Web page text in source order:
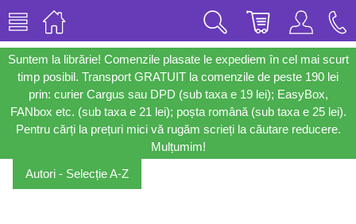
Suntem la librărie! Comenzile plasate le expediem în cel mai scurt
timp posibil. Transport GRATUIT la comenzile de peste 190 lei
prin: curier Cargus sau DPD (sub taxa e 19 lei); EasyBox,
FANbox etc. (sub taxa e 21 lei); poșta română (sub taxa e 25 lei).
Pentru cărți la prețuri mici vă rugăm scrieți la căutare reducere.
Mulțumim!
Autori - Selecție A-Z